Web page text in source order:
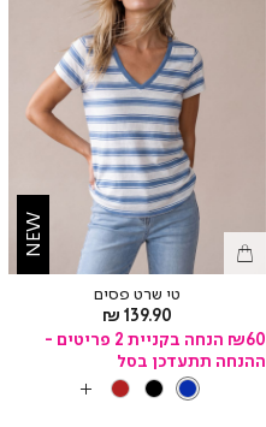
NEW
טי שרט פסים
מחיר
מוצר
139.90 ₪
₪60 הנחה בקניית 2 פריטים -
ההנחה תתעדכן בסל
צבע
BLUE
BLUE
BLACK
BRICKעוד